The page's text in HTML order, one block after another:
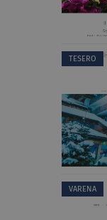
TESERO
VARENA